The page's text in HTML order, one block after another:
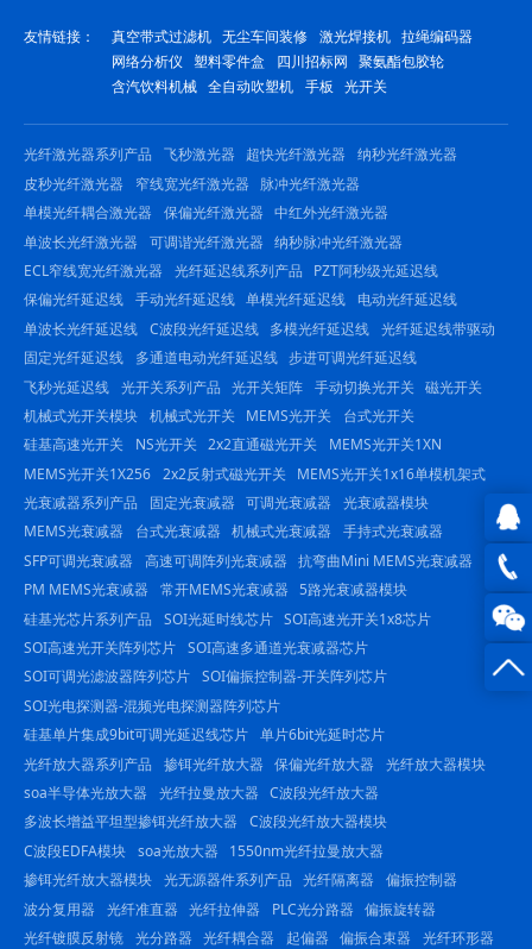
QQ在
线咨
询
0816
友情链接： 真空带式过滤机 无尘车间装修 激光焊接机 拉绳编码器
网络分析仪 塑料零件盒 四川招标网
聚氨酯包胶轮
含汽饮料机械 全自动吹塑机 手板 光开关
光纤激光器系列产品 飞秒激光器 超快光纤激光器
纳秒光纤激光器
皮秒光纤激光器
窄线宽光纤激光器
脉冲光纤激光器
单模光纤耦合激光器
保偏光纤激光器 中红外光纤激光器
单波长光纤激光器
可调谐光纤激光器 纳秒脉冲光纤激光器
ECL窄线宽光纤激光器
光纤延迟线系列产品
PZT阿秒级光延迟线
保偏光纤延迟线 手动光纤延迟线 单模光纤延迟线
电动光纤延迟线
单波长光纤延迟线 C波段光纤延迟线 多模光纤延迟线 光纤延迟线带驱动
固定光纤延迟线
多通道电动光纤延迟线 步进可调光纤延迟线
飞秒光延迟线 光开关系列产品 光开关矩阵 手动切换光开关 磁光开关
机械式光开关模块 机械式光开关 MEMS光开关
台式光开关
硅基高速光开关
NS光开关 2x2直通磁光开关
MEMS光开关1XN
MEMS光开关1X256 2x2反射式磁光开关
MEMS光开关1x16单模机架式
光衰减器系列产品
固定光衰减器 可调光衰减器
光衰减器模块
MEMS光衰减器
台式光衰减器 机械式光衰减器
手持式光衰减器
SFP可调光衰减器
高速可调阵列光衰减器 抗弯曲Mini MEMS光衰减器
PM MEMS光衰减器
常开MEMS光衰减器 5路光衰减器模块
硅基光芯片系列产品
SOI光延时线芯片 SOI高速光开关1x8芯片
SOI高速光开关阵列芯片 SOI高速多通道光衰减器芯片
SOI可调光滤波器阵列芯片 SOI偏振控制器-开关阵列芯片
SOI光电探测器-混频光电探测器阵列芯片
硅基单片集成9bit可调光延迟线芯片 单片6bit光延时芯片
光纤放大器系列产品
掺铒光纤放大器 保偏光纤放大器
光纤放大器模块
soa半导体光放大器
光纤拉曼放大器 C波段光纤放大器
多波长增益平坦型掺铒光纤放大器
C波段光纤放大器模块
C波段EDFA模块 soa光放大器
1550nm光纤拉曼放大器
掺铒光纤放大器模块 光无源器件系列产品 光纤隔离器
偏振控制器
波分复用器
光纤准直器 光纤拉伸器 PLC光分路器
偏振旋转器
光纤镀膜反射镜 光分路器 光纤耦合器 起偏器 偏振合束器
光纤环形器